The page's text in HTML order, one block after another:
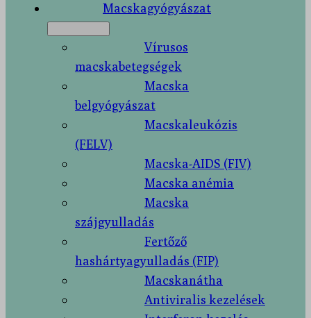
Macskagyógyászat
Vírusos
macskabetegségek
Macska
belgyógyászat
Macskaleukózis
(FELV)
Macska-AIDS (FIV)
Macska anémia
Macska
szájgyulladás
Fertőző
hashártyagyulladás (FIP)
Macskanátha
Antiviralis kezelések